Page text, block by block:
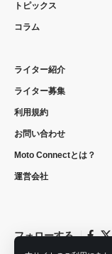
トピックス
コラム
ライター紹介
ライター募集
利用規約
お問い合わせ
Moto Connectとは？
運営会社
フォローする